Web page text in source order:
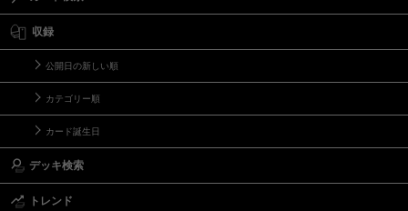
収録
公開日の新しい順
カテゴリー順
カード誕生日
デッキ検索
トレンド